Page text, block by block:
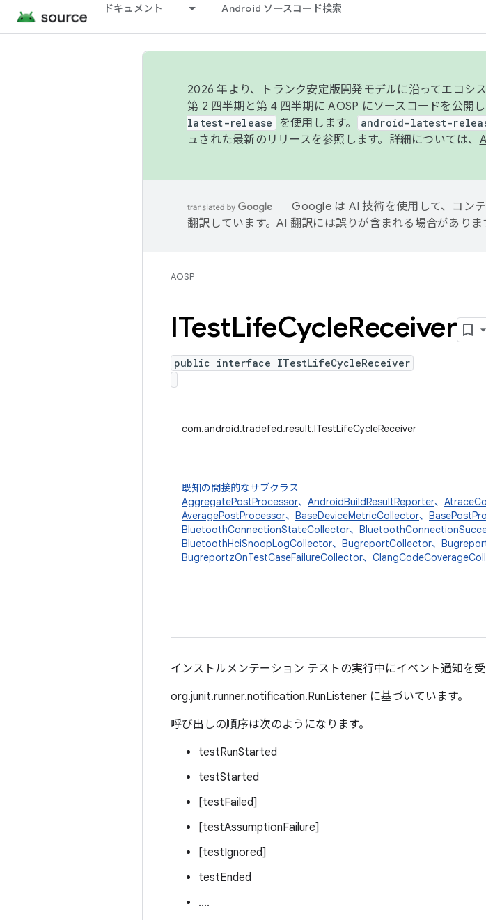
ドキュメント Android ソースコード検索
2026 年より、トランク安定版開発モデルに沿ってエコシ
第 2 四半期と第 4 四半期に AOSP にソースコードを公開
latest-release
を使用します。 android-latest-
ュされた最新のリリースを参照します。詳細については、
Google は AI 技術を使用して、コン
翻訳しています。AI 翻訳には誤りが含まれる場合がありま
AOSP
ITestLifeCycleReceiver
public interface ITestLifeCycleReceiver
com.android.tradefed.result.ITestLifeCycleReceiver
既知の間接的なサブクラス
AggregatePostProcessor、 AndroidBuildResultReporter、
AveragePostProcessor、 BaseDeviceMetricCollector、
BluetoothConnectionStateCollector、
BluetoothHciSnoopLogCollector、 BugreportCollector、
BugreportzOnTestCaseFailureCollector、
インストルメンテーション テストの実行中にイベント通知を受
org.junit.runner.notification.RunListener に基づいています。
呼び出しの順序は次のようになります。
testRunStarted
testStarted
[testFailed]
[testAssumptionFailure]
[testIgnored]
testEnded
....